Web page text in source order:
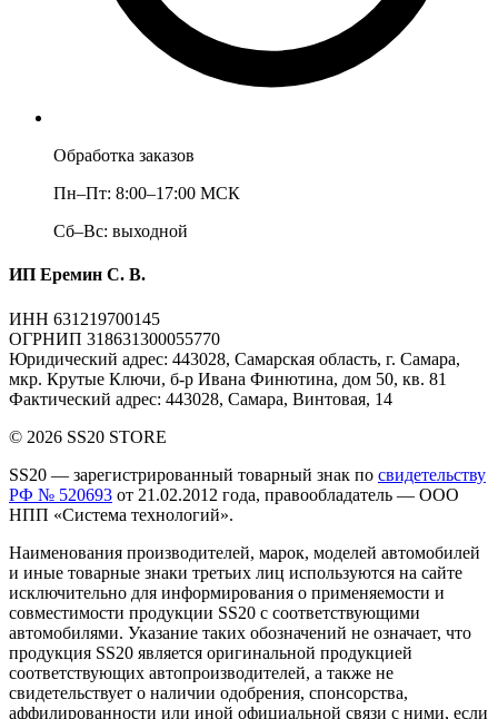
Обработка заказов
Пн–Пт: 8:00–17:00 МСК
Сб–Вс: выходной
ИП Еремин С. В.
ИНН 631219700145
ОГРНИП 318631300055770
Юридический адрес: 443028, Самарская область, г. Самара,
мкр. Крутые Ключи, б-р Ивана Финютина, дом 50, кв. 81
Фактический адрес: 443028, Самара, Винтовая, 14
© 2026 SS20 STORE
SS20 — зарегистрированный товарный знак по свидетельству
РФ № 520693 от 21.02.2012 года, правообладатель — ООО
НПП «Система технологий».
Наименования производителей, марок, моделей автомобилей
и иные товарные знаки третьих лиц используются на сайте
исключительно для информирования о применяемости и
совместимости продукции SS20 с соответствующими
автомобилями. Указание таких обозначений не означает, что
продукция SS20 является оригинальной продукцией
соответствующих автопроизводителей, а также не
свидетельствует о наличии одобрения, спонсорства,
аффилированности или иной официальной связи с ними, если